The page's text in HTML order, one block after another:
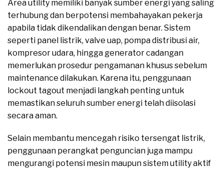
Area utility memiliki banyak sumber energi yang saling
terhubung dan berpotensi membahayakan pekerja
apabila tidak dikendalikan dengan benar. Sistem
seperti panel listrik, valve uap, pompa distribusi air,
kompresor udara, hingga generator cadangan
memerlukan prosedur pengamanan khusus sebelum
maintenance dilakukan. Karena itu, penggunaan
lockout tagout menjadi langkah penting untuk
memastikan seluruh sumber energi telah diisolasi
secara aman.
Selain membantu mencegah risiko tersengat listrik,
penggunaan perangkat penguncian juga mampu
mengurangi potensi mesin maupun sistem utility aktif